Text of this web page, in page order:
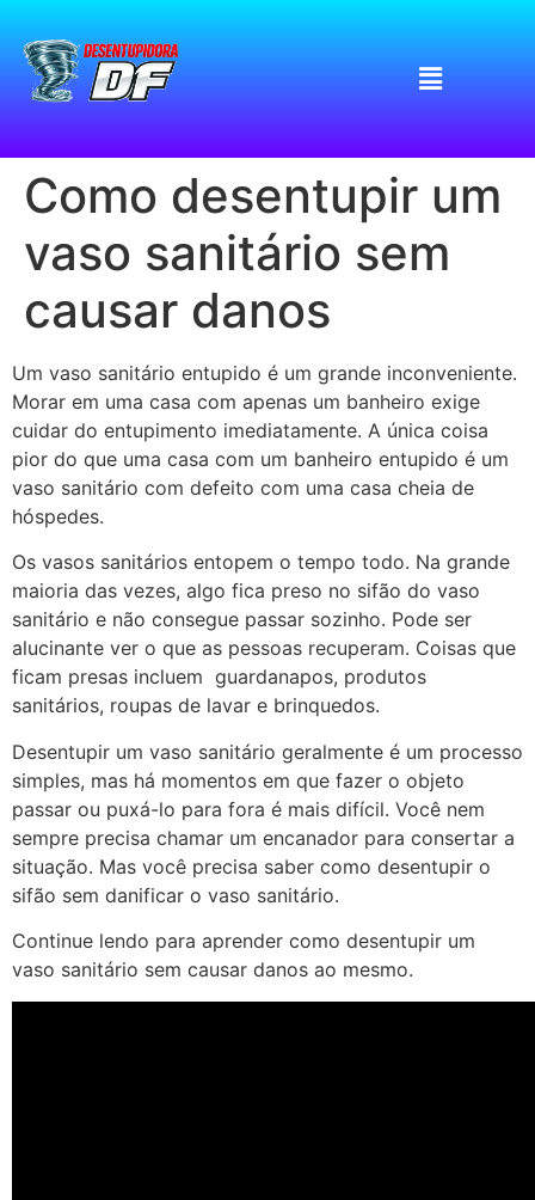
Como desentupir um
vaso sanitário sem
causar danos
Um vaso sanitário entupido é um grande inconveniente.
Morar em uma casa com apenas um banheiro exige
cuidar do entupimento imediatamente. A única coisa
pior do que uma casa com um banheiro entupido é um
vaso sanitário com defeito com uma casa cheia de
hóspedes.
Os vasos sanitários entopem o tempo todo. Na grande
maioria das vezes, algo fica preso no sifão do vaso
sanitário e não consegue passar sozinho. Pode ser
alucinante ver o que as pessoas recuperam. Coisas que
ficam presas incluem guardanapos, produtos
sanitários, roupas de lavar e brinquedos.
Desentupir um vaso sanitário geralmente é um processo
simples, mas há momentos em que fazer o objeto
passar ou puxá-lo para fora é mais difícil. Você nem
sempre precisa chamar um encanador para consertar a
situação. Mas você precisa saber como desentupir o
sifão sem danificar o vaso sanitário.
Continue lendo para aprender como desentupir um
vaso sanitário sem causar danos ao mesmo.